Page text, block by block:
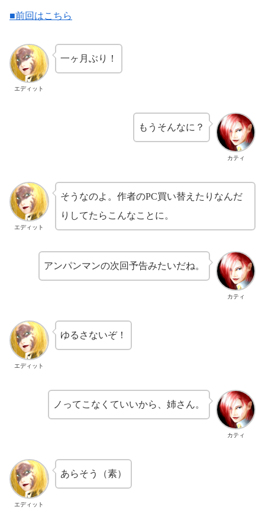
■前回はこちら
エディット
一ヶ月ぶり！
カティ
もうそんなに？
エディット
そうなのよ。作者のPC買い替えたりなんだ
りしてたらこんなことに。
カティ
アンパンマンの次回予告みたいだね。
エディット
ゆるさないぞ！
カティ
ノってこなくていいから、姉さん。
エディット
あらそう（素）